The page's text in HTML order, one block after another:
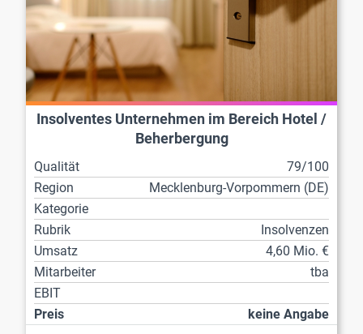
Insolventes Unternehmen im Bereich Hotel /
Beherbergung
Qualität
79/100
Region
Mecklenburg-Vorpommern (DE)
Kategorie
Rubrik
Insolvenzen
Umsatz
4,60 Mio. €
Mitarbeiter
tba
EBIT
Preis
keine Angabe